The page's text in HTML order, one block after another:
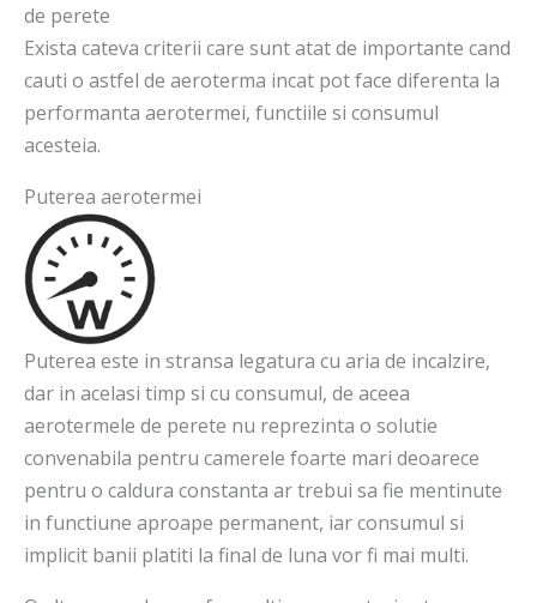
de perete
Exista cateva criterii care sunt atat de importante cand
cauti o astfel de aeroterma incat pot face diferenta la
performanta aerotermei, functiile si consumul
acesteia.
Puterea aerotermei
Puterea este in stransa legatura cu aria de incalzire,
dar in acelasi timp si cu consumul, de aceea
aerotermele de perete nu reprezinta o solutie
convenabila pentru camerele foarte mari deoarece
pentru o caldura constanta ar trebui sa fie mentinute
in functiune aproape permanent, iar consumul si
implicit banii platiti la final de luna vor fi mai multi.